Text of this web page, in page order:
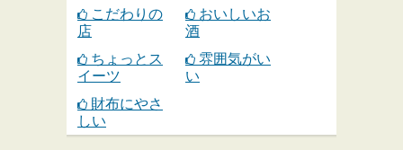
こだわりの
店
おいしいお
酒
ちょっとス
イーツ
雰囲気がい
い
財布にやさ
しい